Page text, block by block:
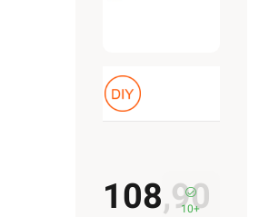
108,90
10+